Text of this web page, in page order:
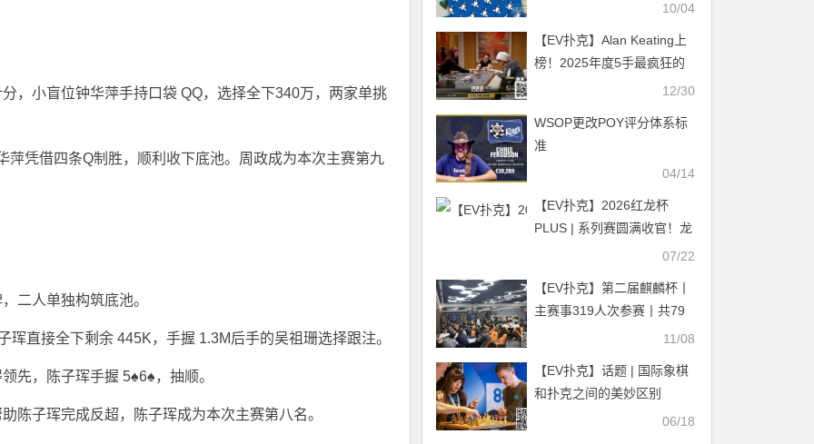
，小盲位钟华萍手持口袋 QQ，选择全下340万，两家单挑
萍凭借四条Q制胜，顺利收下底池。周政成为本次主赛第九
二人单独构筑底池。
直接全下剩余 445K，手握 1.3M后手的吴祖珊选择跟注。
先，陈子珲手握 5♠6♠，抽顺。
陈子珲完成反超，陈子珲成为本次主赛第八名。
10/04
【EV扑克】Alan Keating上
榜！2025年度5手最疯狂的
12/30
WSOP更改POY评分体系标
准
04/14
【EV扑克】2026红龙杯
PLUS | 系列赛圆满收官！龙
珠神秘赏金赛：徐杰明惜败
冠军大奖双丰收！
07/22
【EV扑克】第二届麒麟杯丨
主赛事319人次参赛丨共79
人晋级复赛 林先生398500
记分牌领跑C+组
11/08
【EV扑克】话题 | 国际象棋
和扑克之间的美妙区别
06/18